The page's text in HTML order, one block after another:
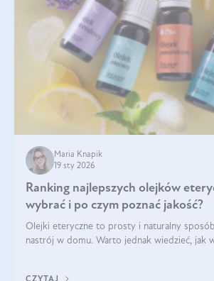
Maria Knapik
19 sty 2026
Ranking najlepszych olejków
wybrać i po czym poznać jakość?
Olejki eteryczne to prosty i naturalny
nastrój w domu. Warto jednak wiedzieć, jak